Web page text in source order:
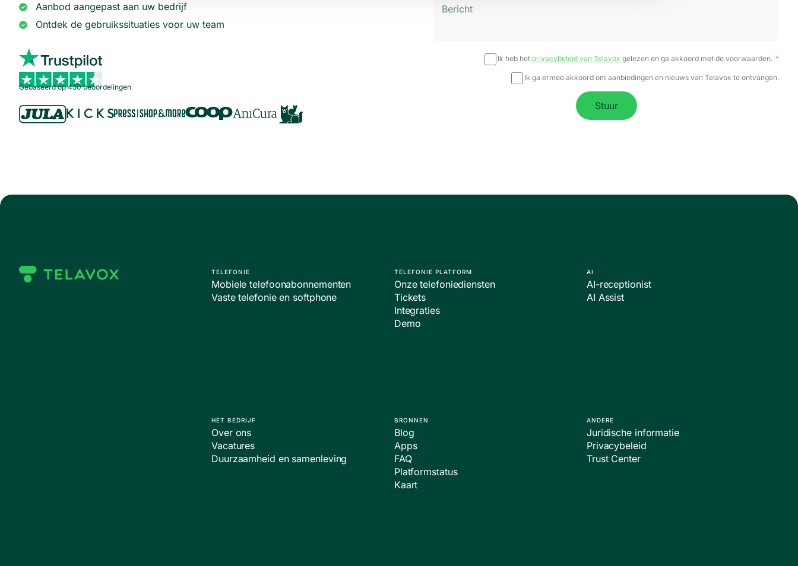
Aanbod aangepast aan uw bedrijf
Ontdek de gebruikssituaties voor uw team
Gebaseerd op 430 beoordelingen
Ik heb het privacybeleid van Telavox gelezen en ga akkoord met de voorwaarden.
Ik ga ermee akkoord om aanbiedingen en nieuws van Telavox te ontvangen.
Stuur
TELEFONIE
Mobiele telefoonabonnementen
Vaste telefonie en softphone
HET BEDRIJF
Over ons
Vacatures
Duurzaamheid en samenleving
TELEFONIE PLATFORM
Onze telefoniediensten
Tickets
Integraties
Demo
BRONNEN
Blog
Apps
FAQ
Platformstatus
Kaart
AI
AI-receptionist
AI Assist
ANDERE
Juridische informatie
Privacybeleid
Trust Center